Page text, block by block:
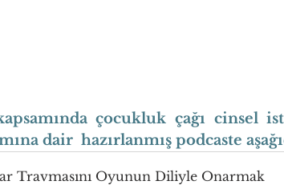
çocukluk çağı cinsel
dair  hazırlanmış podcaste
Travmasını Oyunun Diliyle Onarmak